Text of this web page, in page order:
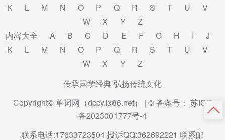
K
L M N O P Q R S T U
V
W
X Y
Z
内容大全
A B C D E F G H I
J
K
L M N O P Q R S T U
V
W
X Y
Z
传承国学经典 弘扬传统文化
Copyright© 单词网（dccy.lx86.net） | © 备案号： 苏ICP
备2023001777号-4
联系电话:17633723504 投诉QQ:362692221 联系邮